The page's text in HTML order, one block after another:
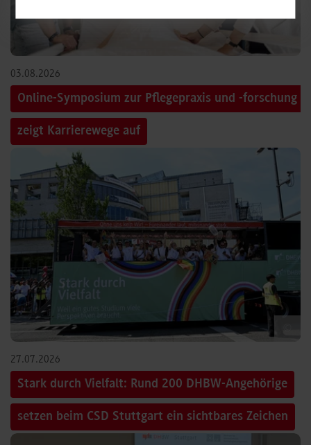
03.08.2026
Online-Symposium zur Pflegepraxis und -forschung
zeigt Karrierewege auf
27.07.2026
Stark durch Vielfalt: Rund 200 DHBW-Angehörige
setzen beim CSD Stuttgart ein sichtbares Zeichen